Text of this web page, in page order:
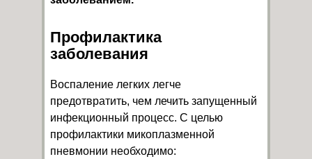
Профилактика
заболевания
Воспаление легких легче
предотвратить, чем лечить запущенный
инфекционный процесс. С целью
профилактики микоплазменной
пневмонии необходимо: